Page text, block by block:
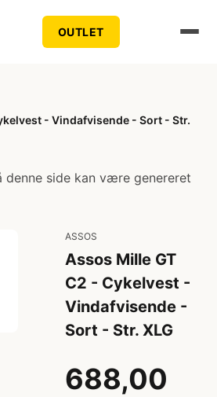
OUTLET
- Vindafvisende - Sort - Str.
denne side kan være genereret
ASSOS
Assos Mille GT
C2 - Cykelvest -
Vindafvisende -
Sort - Str. XLG
688,00